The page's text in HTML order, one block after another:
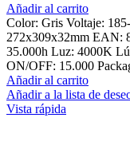
Añadir al carrito
Color: Gris Voltaje:
272x309x32mm EAN:
35.000h Luz: 4000K
ON/OFF: 15.000
Añadir al carrito
Añadir a la lista de
Vista rápida